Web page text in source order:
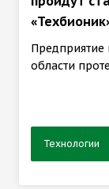
Предприятие
области
Технологии